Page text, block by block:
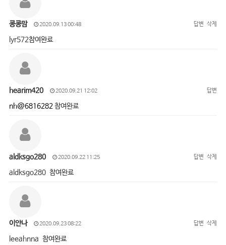
콩콩맘 2020.09.13 00:48 답변 삭제
lyr572참여완료
hearim420 2020.09.21 12:02 답변
nh@6816282참여완료
aldksgo280 2020.09.22 11:25 답변 삭제
aldksgo280 참여완료
이안나 2020.09.23 08:22 답변 삭제
leeahnna 참여완료